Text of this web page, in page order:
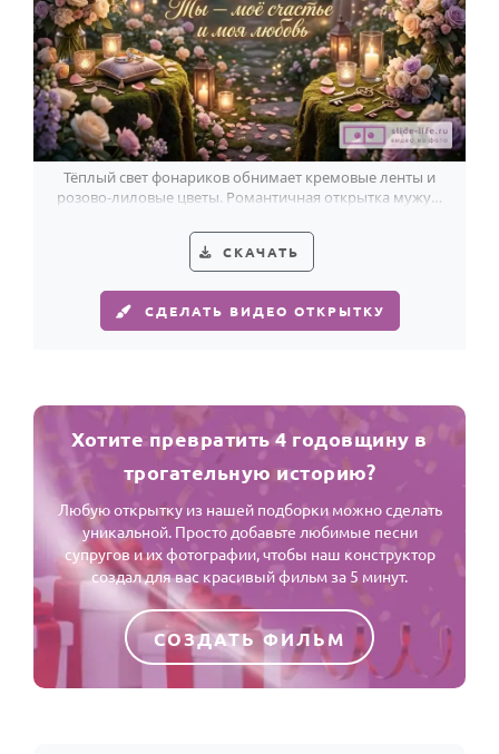
Тёплый свет фонариков обнимает кремовые ленты и
розово-лиловые цветы. Романтичная открытка мужу к
СКАЧАТЬ
СДЕЛАТЬ ВИДЕО ОТКРЫТКУ
Хотите превратить 4 годовщину в
трогательную историю?
Любую открытку из нашей подборки можно сделать
уникальной. Просто добавьте любимые песни
супругов и их фотографии, чтобы наш конструктор
создал для вас красивый фильм за 5 минут.
СОЗДАТЬ ФИЛЬМ